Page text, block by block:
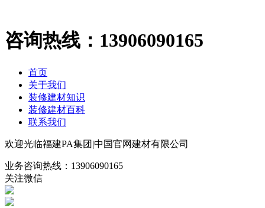
咨询热线： 13906090165
首页
关于我们
装修建材知识
装修建材百科
联系我们
欢迎光临福建PA集团|中国官网建材有限公司
业务咨询热线： 13906090165
关注微信